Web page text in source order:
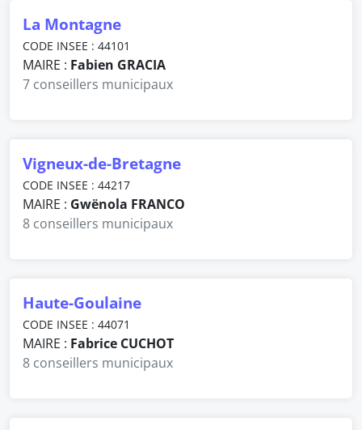
La Montagne
CODE INSEE : 44101
MAIRE : Fabien GRACIA
7 conseillers municipaux
Vigneux-de-Bretagne
CODE INSEE : 44217
MAIRE : Gwënola FRANCO
8 conseillers municipaux
Haute-Goulaine
CODE INSEE : 44071
MAIRE : Fabrice CUCHOT
8 conseillers municipaux